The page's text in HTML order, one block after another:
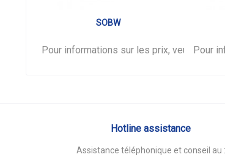
SOBW
Pour informations sur les prix, veuillez
Pour
Hotline assistance
Assistance téléphonique et conseil au :